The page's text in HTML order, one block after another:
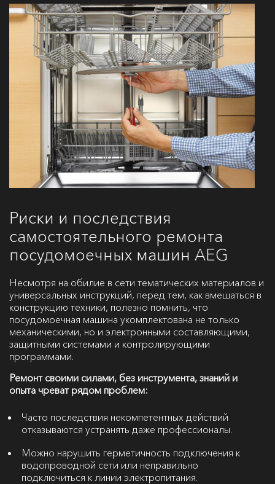
Риски и последствия
самостоятельного ремонта
посудомоечных машин AEG
Несмотря на обилие в сети тематических материалов и
универсальных инструкций, перед тем, как вмешаться в
конструкцию техники, полезно помнить, что
посудомоечная машина укомплектована не только
механическими, но и электронными составляющими,
защитными системами и контролирующими
программами.
Ремонт своими силами, без инструмента, знаний и
опыта чреват рядом проблем:
Часто последствия некомпетентных действий
отказываются устранять даже профессионалы.
Можно нарушить герметичность подключения к
водопроводной сети или неправильно
подключиться к линии электропитания.